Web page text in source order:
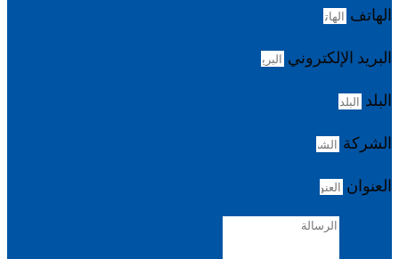
الهاتف
البريد الإلكتروني
البلد
الشركة
العنوان